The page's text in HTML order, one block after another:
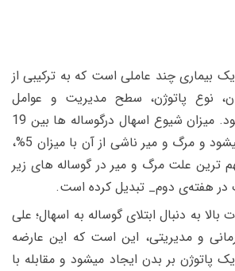
یک بیماری چند عاملی است که به ترکیبی از
نوع پاتوژن، سطح مدیریت و عوامل
محیطی مربوط می شود. میزان شیوع اسهال درگوساله ها بین 19
تا 20% تخمین زده میشود و مرگ و میر ناشی از آن با میزان 5%،
ترین علت مرگ و میر در گوساله های زیر
در هفته‌ی دوم_ تبدیل کرده است.
به دنبال ابتلای گوساله به اسهال؛ علی
و مدیریتی، این است که این عارضه
یک پاتوژن بر بدن ایجاد میشود و مقابله با